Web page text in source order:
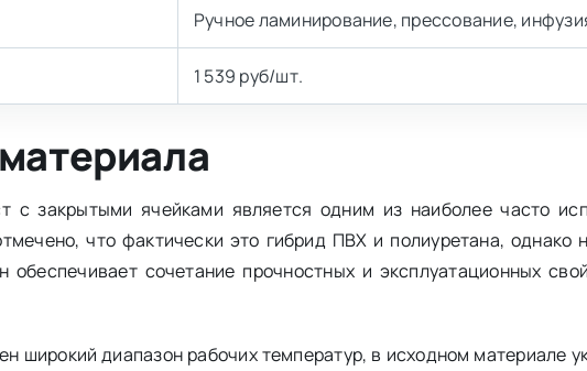
Ручное ламинирование, прессование,
1 539 руб/шт.
с закрытыми ячейками является одним из наиболее часто
что фактически это гибрид ПВХ и полиуретана, однако
сочетание прочностных и эксплуатационных
широкий диапазон рабочих температур, в исходном материале